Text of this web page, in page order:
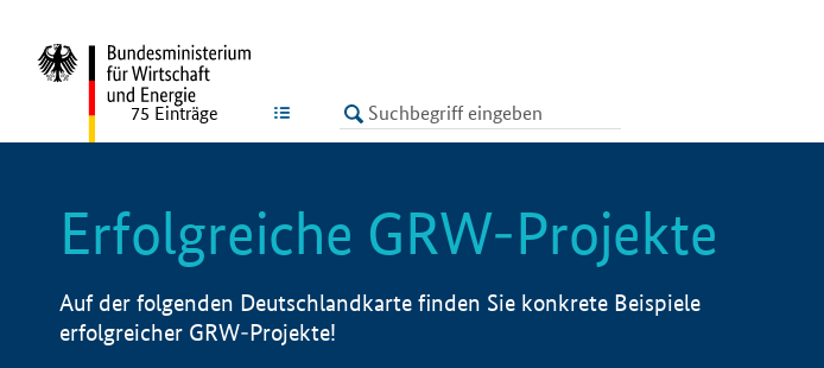
LISTE
75 Einträge
Erfolgreiche GRW-Projekte
Auf der folgenden Deutschlandkarte finden Sie konkrete Beispiele
erfolgreicher GRW-Projekte!